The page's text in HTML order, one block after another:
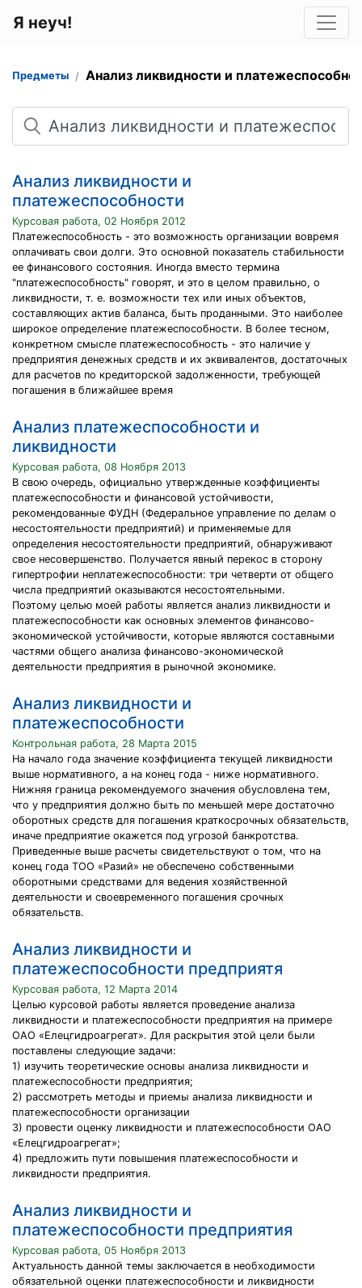
Я неуч!
Предметы Анализ ликвидности и
Поиск
Анализ ликвидности и
платежеспособности
Курсовая работа, 02 Ноября 2012
Платежеспособность - это возможность организации вовремя
оплачивать свои долги. Это основной показатель стабильности
ее финансового состояния. Иногда вместо термина
"платежеспособность" говорят, и это в целом правильно, о
ликвидности, т. е. возможности тех или иных объектов,
составляющих актив баланса, быть проданными. Это наиболее
широкое определение платежеспособности. В более тесном,
конкретном смысле платежеспособность - это наличие у
предприятия денежных средств и их эквивалентов, достаточных
для расчетов по кредиторской задолженности, требующей
погашения в ближайшее время
Анализ платежеспособности и
ликвидности
Курсовая работа, 08 Ноября 2013
В свою очередь, официально утвержденные коэффициенты
платежеспособности и финансовой устойчивости,
рекомендованные ФУДН (Федеральное управление по делам о
несостоятельности предприятий) и применяемые для
определения несостоятельности предприятий, обнаруживают
свое несовершенство. Получается явный перекос в сторону
гипертрофии неплатежеспособности: три четверти от общего
числа предприятий оказываются несостоятельными.
Поэтому целью моей работы является анализ ликвидности и
платежеспособности как основных элементов финансово-
экономической устойчивости, которые являются составными
частями общего анализа финансово-экономической
деятельности предприятия в рыночной экономике.
Анализ ликвидности и
платежеспособности
Контрольная работа, 28 Марта 2015
На начало года значение коэффициента текущей ликвидности
выше нормативного, а на конец года - ниже нормативного.
Нижняя граница рекомендуемого значения обусловлена тем,
что у предприятия должно быть по меньшей мере достаточно
оборотных средств для погашения краткосрочных обязательств,
иначе предприятие окажется под угрозой банкротства.
Приведенные выше расчеты свидетельствуют о том, что на
конец года ТОО «Разий» не обеспечено собственными
оборотными средствами для ведения хозяйственной
деятельности и своевременного погашения срочных
обязательств.
Анализ ликвидности и
платежеспособности предприятя
Курсовая работа, 12 Марта 2014
Целью курсовой работы является проведение анализа
ликвидности и платежеспособности предприятия на примере
ОАО «Елецгидроагрегат». Для раскрытия этой цели были
поставлены следующие задачи:
1) изучить теоретические основы анализа ликвидности и
платежеспособности предприятия;
2) рассмотреть методы и приемы анализа ликвидности и
платежеспособности организации
3) провести оценку ликвидности и платежеспособности ОАО
«Елецгидроагрегат»;
4) предложить пути повышения платежеспособности и
ликвидности предприятия.
Анализ ликвидности и
платежеспособности предприятия
Курсовая работа, 05 Ноября 2013
Актуальность данной темы заключается в необходимости
обязательной оценки платежеспособности и ликвидности